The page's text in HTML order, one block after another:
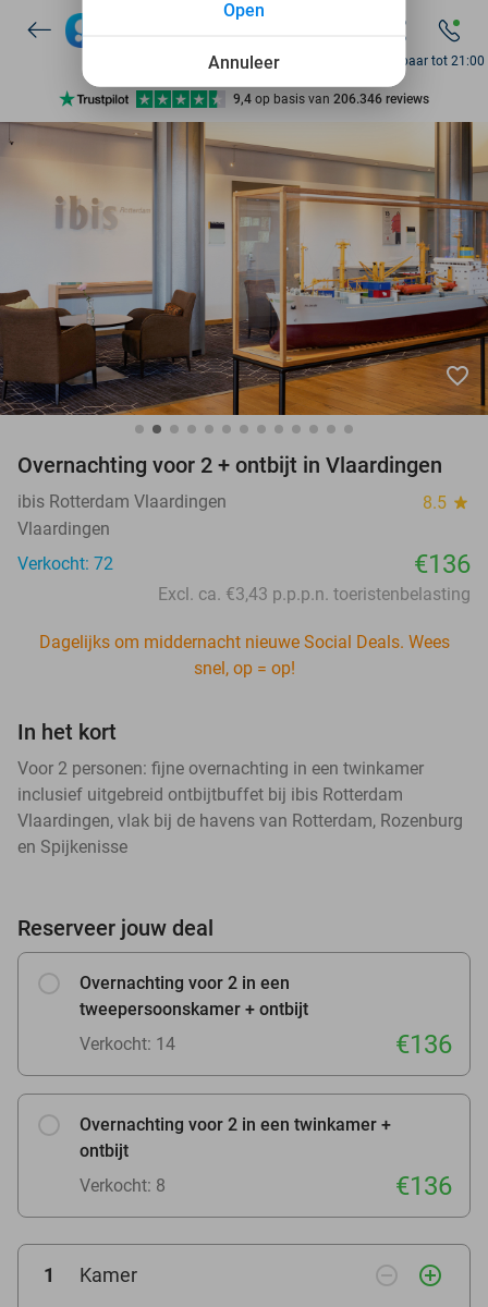
7 dagen per week beschikbaar
10+ miljoen leden
9,4 op basis van 206.346 reviews
7 dagen per week beschikbaar
10+ miljoen leden
Bereikbaar tot 21:00
favorite_border
Overnachting voor 2 + ontbijt in Vlaardingen
ibis Rotterdam Vlaardingen 8.5 star
Vlaardingen
Verkocht: 72
€136
Excl. ca. €3,43 p.p.p.n. toeristenbelasting
Dagelijks om middernacht nieuwe Social Deals. Wees
snel, op = op!
In het kort
Voor 2 personen: fijne overnachting in een twinkamer
inclusief uitgebreid ontbijtbuffet bij ibis Rotterdam
Vlaardingen, vlak bij de havens van Rotterdam, Rozenburg
en Spijkenisse
Reserveer jouw deal
Overnachting voor 2 in een
tweepersoonskamer + ontbijt
Verkocht: 14
€136
Overnachting voor 2 in een twinkamer +
ontbijt
Verkocht: 8
€136
1 Kamer remove_circle_outline add_circle_outline
Annuleer
Open